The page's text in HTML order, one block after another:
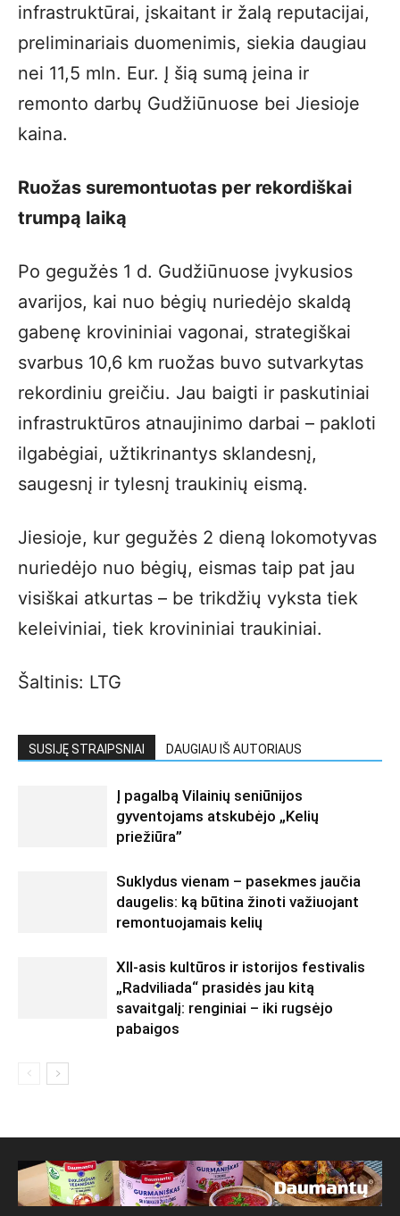
infrastruktūrai, įskaitant ir žalą reputacijai,
preliminariais duomenimis, siekia daugiau
nei 11,5 mln. Eur. Į šią sumą įeina ir
remonto darbų Gudžiūnuose bei Jiesioje
kaina.
Ruožas suremontuotas per rekordiškai
trumpą laiką
Po gegužės 1 d. Gudžiūnuose įvykusios
avarijos, kai nuo bėgių nuriedėjo skaldą
gabenę krovininiai vagonai, strategiškai
svarbus 10,6 km ruožas buvo sutvarkytas
rekordiniu greičiu. Jau baigti ir paskutiniai
infrastruktūros atnaujinimo darbai – pakloti
ilgabėgiai, užtikrinantys sklandesnį,
saugesnį ir tylesnį traukinių eismą.
Jiesioje, kur gegužės 2 dieną lokomotyvas
nuriedėjo nuo bėgių, eismas taip pat jau
visiškai atkurtas – be trikdžių vyksta tiek
keleiviniai, tiek krovininiai traukiniai.
Šaltinis: LTG
SUSIJĘ STRAIPSNIAI DAUGIAU IŠ AUTORIAUS
Į pagalbą Vilainių seniūnijos
gyventojams atskubėjo „Kelių
priežiūra”
Suklydus vienam – pasekmes jaučia
daugelis: ką būtina žinoti važiuojant
remontuojamais kelių
XII-asis kultūros ir istorijos festivalis
„Radviliada“ prasidės jau kitą
savaitgalį: renginiai – iki rugsėjo
pabaigos